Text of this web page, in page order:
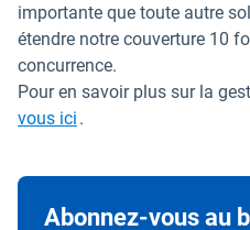
importante que toute autre
étendre notre couverture 10
concurrence.
Pour en savoir plus sur la
vous ici .
Abonnez-vous au